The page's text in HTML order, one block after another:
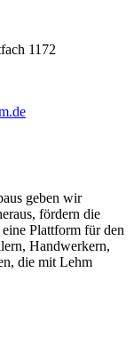
1172
geben wir
fördern die
Plattform für den
Handwerkern,
die mit Lehm